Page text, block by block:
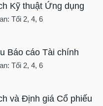
Kỹ thuật Ứng dụng
Tối 2, 4, 6
Báo cáo Tài chính
Tối 2, 4, 6
và Định giá Cổ phiếu